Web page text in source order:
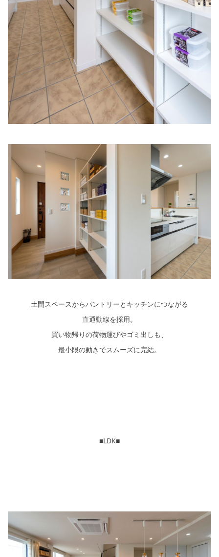
土間スペースからパントリーとキッチンにつながる
直通動線を採用。
買い物帰りの荷物運びやゴミ出しも、
最小限の動きでスムーズに完結。
■LDK■